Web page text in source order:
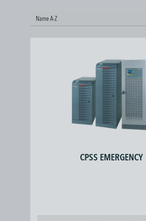
CPSS EMERGENCY